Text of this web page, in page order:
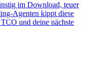
im Download, teuer
Agenten kippt diese
und deine nächste